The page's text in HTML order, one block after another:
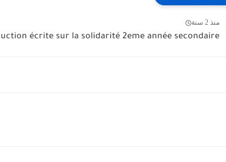
منذ 2 سنة
écrite sur la solidarité 2eme année secondaire